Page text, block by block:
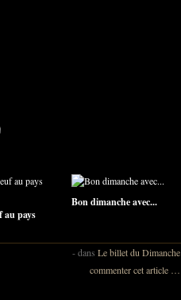
au pays
Bon dimanche avec...
-dans Le billet du Dimanche
commenter cet article